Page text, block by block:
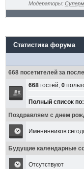
Модераторы:
Статистика форума
668 посетителей за
668гостей, 0
Полный список по:
Поздравляем с днем
Именинников
Будущие календарные
Отсутствуют